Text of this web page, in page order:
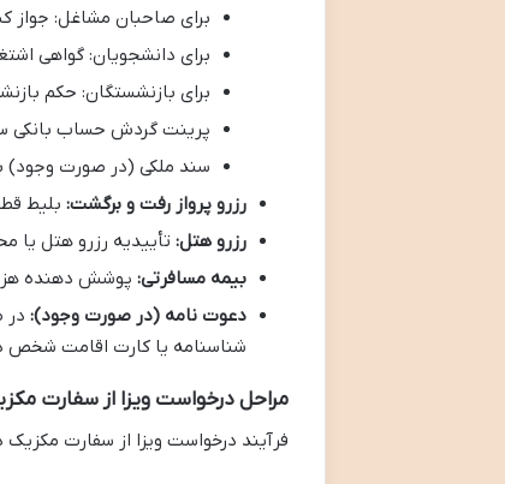
برای صاحبان مشاغل: جواز
برای دانشجویان: گواهی
برای بازنشستگان: حکم
پرینت گردش حساب بانکی
سند ملکی (در صورت وجود)
رزرو پرواز رفت و برگشت: بلیط
رزرو هتل: تأییدیه رزرو هتل یا
بیمه مسافرتی: پوشش دهنده
دعوت نامه (در صورت وجود): در
شناسنامه یا کارت اقامت شخص
مراحل درخواست ویزا از سفارت
فرآیند درخواست ویزا از سفارت